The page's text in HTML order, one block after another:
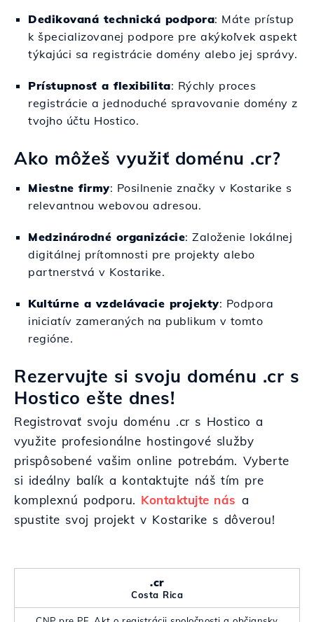
Dedikovaná technická podpora: Máte prístup
k špecializovanej podpore pre akýkoľvek aspekt
týkajúci sa registrácie domény alebo jej správy.
Prístupnosť a flexibilita: Rýchly proces
registrácie a jednoduché spravovanie domény z
tvojho účtu Hostico.
Ako môžeš využiť doménu .cr?
Miestne firmy: Posilnenie značky v Kostarike s
relevantnou webovou adresou.
Medzinárodné organizácie: Založenie lokálnej
digitálnej prítomnosti pre projekty alebo
partnerstvá v Kostarike.
Kultúrne a vzdelávacie projekty: Podpora
iniciatív zameraných na publikum v tomto
regióne.
Rezervujte si svoju doménu .cr s
Hostico ešte dnes!
Registrovať svoju doménu .cr s Hostico a
využite profesionálne hostingové služby
prispôsobené vašim online potrebám. Vyberte
si ideálny balík a kontaktujte náš tím pre
komplexnú podporu. Kontaktujte nás a
spustite svoj projekt v Kostarike s dôverou!
.cr
Costa Rica